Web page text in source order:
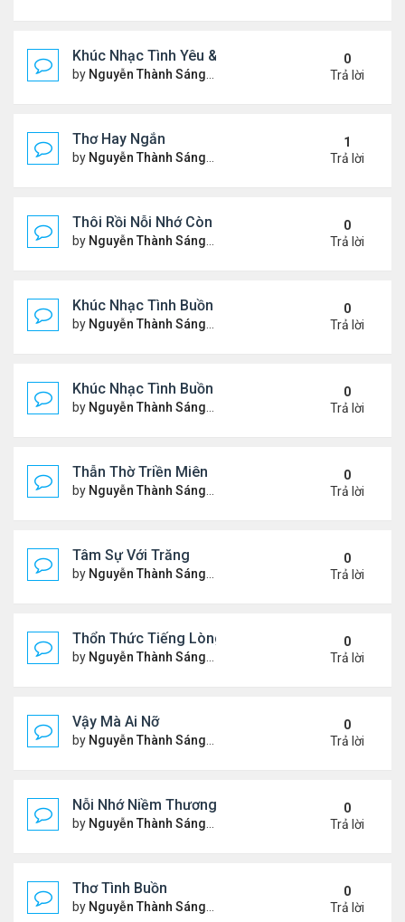
Khúc Nhạc Tình Yêu & Câu Chuyện Tình
by Nguyễn Thành Sáng Thứ 5 Tháng 1 25, 2024 2:03
0
Trả lời
Thơ Hay Ngắn
by Nguyễn Thành Sáng Thứ 4 Tháng 1 10, 2024 2:28
1
Trả lời
Thôi Rồi Nỗi Nhớ Còn Đây…
by Nguyễn Thành Sáng Thứ 5 Tháng 12 28, 2023 1:09
0
Trả lời
Khúc Nhạc Tình Buồn – 2
by Nguyễn Thành Sáng Thứ 2 Tháng 12 18, 2023 1:51
0
Trả lời
Khúc Nhạc Tình Buồn - 1
by Nguyễn Thành Sáng Chủ nhật Tháng 12 10, 2023
0
Trả lời
Thẫn Thờ Triền Miên
by Nguyễn Thành Sáng Thứ 2 Tháng 12 04, 2023 1:28
0
Trả lời
Tâm Sự Với Trăng
by Nguyễn Thành Sáng Thứ 5 Tháng 11 23, 2023 6:37
0
Trả lời
Thổn Thức Tiếng Lòng
by Nguyễn Thành Sáng Chủ nhật Tháng 11 19, 2023
0
Trả lời
Vậy Mà Ai Nỡ
by Nguyễn Thành Sáng Thứ 3 Tháng 11 14, 2023 6:03
0
Trả lời
Nỗi Nhớ Niềm Thương Dưới Nắng Tà
by Nguyễn Thành Sáng Thứ 7 Tháng 11 11, 2023 9:48
0
Trả lời
Thơ Tình Buồn
by Nguyễn Thành Sáng Thứ 7 Tháng 11 04, 2023 8:35
0
Trả lời